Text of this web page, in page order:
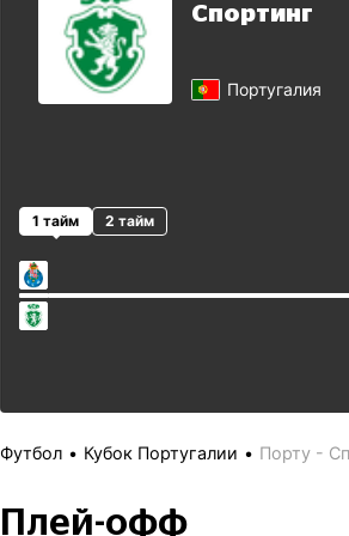
Спортинг
Португалия
1 тайм 2 тайм
Футбол Кубок Португалии Порту -
Плей-офф